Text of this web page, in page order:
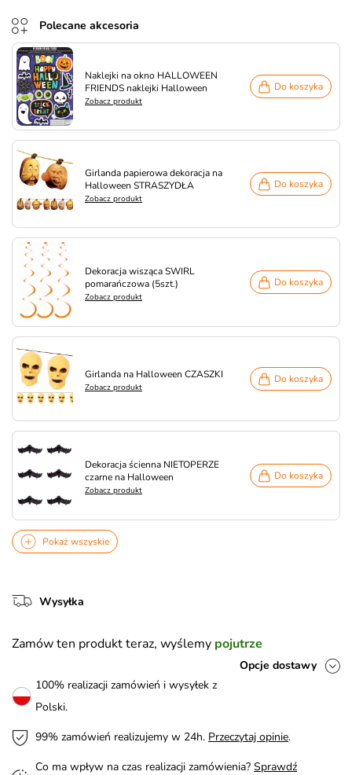
Polecane akcesoria
Naklejki na okno HALLOWEEN
FRIENDS naklejki Halloween
Zobacz produkt
Do koszyka
Girlanda papierowa dekoracja na
Halloween STRASZYDŁA
Zobacz produkt
Do koszyka
Dekoracja wisząca SWIRL
pomarańczowa (5szt.)
Zobacz produkt
Do koszyka
Girlanda na Halloween CZASZKI
Zobacz produkt
Do koszyka
Dekoracja ścienna NIETOPERZE
czarne na Halloween
Zobacz produkt
Do koszyka
Pokaż wszyskie
Wysyłka
Zamów ten produkt teraz, wyślemy pojutrze
Opcje dostawy
100% realizacji zamówień i wysyłek z
Polski.
99% zamówień realizujemy w 24h. Przeczytaj opinie.
Co ma wpływ na czas realizacji zamówienia? Sprawdź